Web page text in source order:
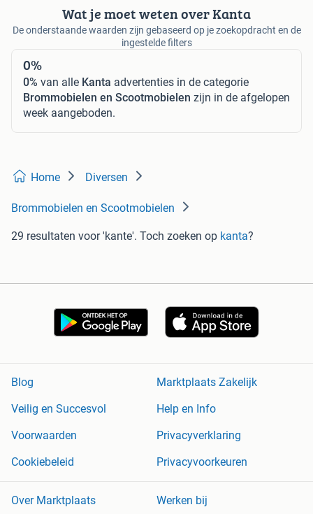
Wat je moet weten over Kanta
De onderstaande waarden zijn gebaseerd op je zoekopdracht en de
ingestelde filters
0%
0% van alle Kanta advertenties in de categorie
Brommobielen en Scootmobielen zijn in de afgelopen
week aangeboden.
Home Diversen
Brommobielen en Scootmobielen
29 resultaten voor 'kante'. Toch zoeken op kanta?
Blog
Marktplaats Zakelijk
Veilig en Succesvol
Help en Info
Voorwaarden
Privacyverklaring
Cookiebeleid
Privacyvoorkeuren
Over Marktplaats Werken bij